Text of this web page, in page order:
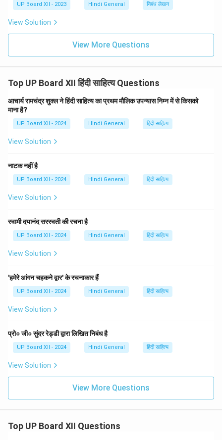
UP Board XII - 2023 Hindi General निबंध लेखन
View Solution
View More Questions
Top UP Board XII हिंदी साहित्य Questions
आचार्य रामचंद्र शुक्ल ने हिंदी साहित्य का प्रथम मौलिक उपन्यास निम्न में से किसको
माना है?
UP Board XII - 2024 Hindi General हिंदी साहित्य
View Solution
नाटक नहीं है
UP Board XII - 2024 Hindi General हिंदी साहित्य
View Solution
स्वामी दयानंद सरस्वती की रचना है
UP Board XII - 2024 Hindi General हिंदी साहित्य
View Solution
'हमेरे आंगन चहकने द्वार' के रचनाकार हैं
UP Board XII - 2024 Hindi General हिंदी साहित्य
View Solution
प्रो० जी० सुंदर रेड्डी द्वारा लिखित निबंध है
UP Board XII - 2024 Hindi General हिंदी साहित्य
View Solution
View More Questions
Top UP Board XII Questions